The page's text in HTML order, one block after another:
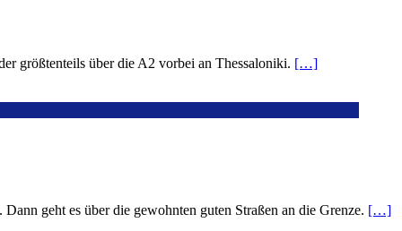
größtenteils über die A2 vorbei an Thessaloniki. […]
geht es über die gewohnten guten Straßen an die Grenze. […]